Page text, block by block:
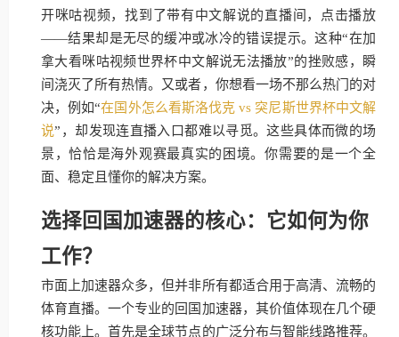
开咪咕视频，找到了带有中文解说的直播间，点击播放
——结果却是无尽的缓冲或冰冷的错误提示。这种“在加
拿大看咪咕视频世界杯中文解说无法播放”的挫败感，瞬
间浇灭了所有热情。又或者，你想看一场不那么热门的对
决，例如“在国外怎么看斯洛伐克 vs 突尼斯世界杯中文解
说”，却发现连直播入口都难以寻觅。这些具体而微的场
景，恰恰是海外观赛最真实的困境。你需要的是一个全
面、稳定且懂你的解决方案。
选择回国加速器的核心：它如何为你
工作？
市面上加速器众多，但并非所有都适合用于高清、流畅的
体育直播。一个专业的回国加速器，其价值体现在几个硬
核功能上。首先是全球节点的广泛分布与智能线路推荐。